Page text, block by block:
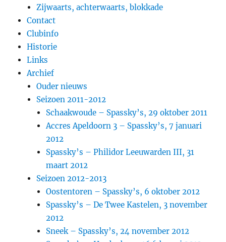
Zijwaarts, achterwaarts, blokkade
Contact
Clubinfo
Historie
Links
Archief
Ouder nieuws
Seizoen 2011-2012
Schaakwoude – Spassky’s, 29 oktober 2011
Accres Apeldoorn 3 – Spassky’s, 7 januari
2012
Spassky’s – Philidor Leeuwarden III, 31
maart 2012
Seizoen 2012-2013
Oostentoren – Spassky’s, 6 oktober 2012
Spassky’s – De Twee Kastelen, 3 november
2012
Sneek – Spassky’s, 24 november 2012